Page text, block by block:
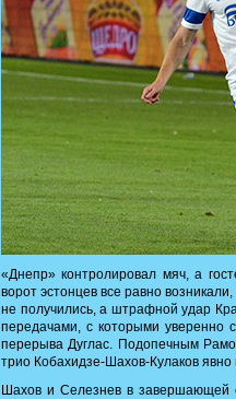
«Днепр» контролировал мяч, а
ворот эстонцев все равно
не получились, а штрафной удар
передачами, с которыми уверенно
перерыва Дуглас. Подопечным
трио Кобахидзе-Шахов-Кулаков явно
Шахов и Селезнев в завершающей